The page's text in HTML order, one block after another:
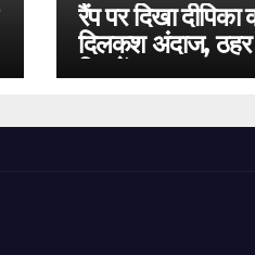
रैंप पर दिखा दीपिका
दिलकश अंदाज, ठहर
निगाहें